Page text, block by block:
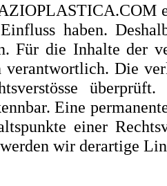
haben.
Für die Inhalte der
verantwortlich. Die
Eine
einer
wir derartige